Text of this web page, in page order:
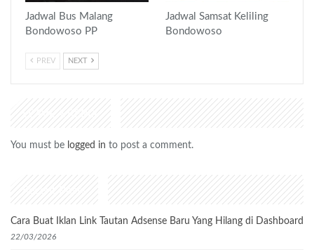
Jadwal Bus Malang
Bondowoso PP
Jadwal Samsat Keliling
Bondowoso
PREV NEXT
LEAVE A REPLY
You must be logged in to post a comment.
Recent Posts
Cara Buat Iklan Link Tautan Adsense Baru Yang Hilang di Dashboard
22/03/2026